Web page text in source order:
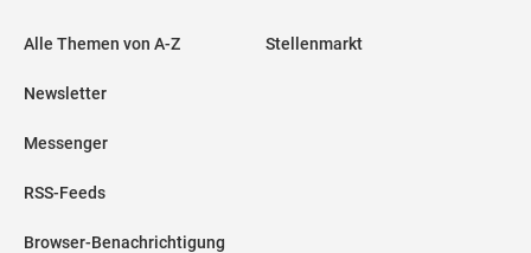
Alle Themen von A-Z
Newsletter
Messenger
RSS-Feeds
Browser-Benachrichtigung
Stellenmarkt